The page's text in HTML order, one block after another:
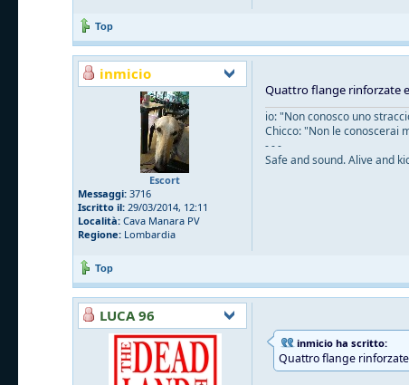
Top
inmicio
Escort
Messaggi: 3716
Iscritto il: 29/03/2014, 12:11
Località: Cava Manara PV
Regione: Lombardia
Quattro flange rinforzate
io: "Non conosco uno
Chicco: "Non le conoscerai
- - -
Safe and sound. Alive and
Top
LUCA 96
inmicio ha scritto:
Quattro flange